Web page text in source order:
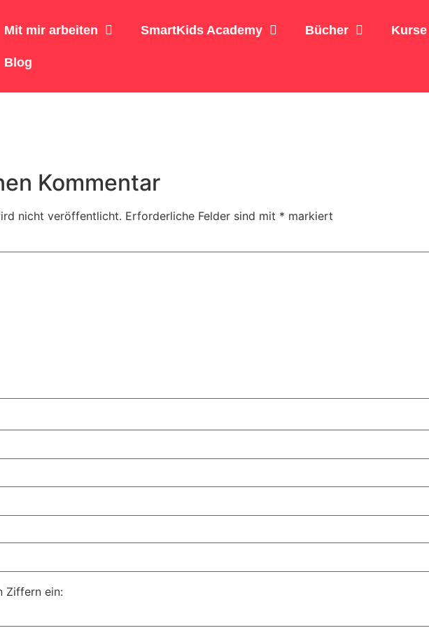
Mit mir arbeiten SmartKids Academy Bücher Kurse
Blog
Kommentar
nicht veröffentlicht. Erforderliche Felder sind mit * markiert
Ziffern ein: